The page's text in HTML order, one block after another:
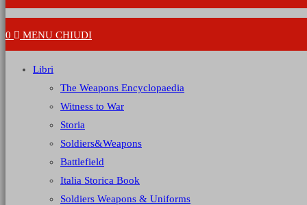
0 MENU CHIUDI
Libri
The Weapons Encyclopaedia
Witness to War
Storia
Soldiers&Weapons
Battlefield
Italia Storica Book
Soldiers Weapons & Uniforms